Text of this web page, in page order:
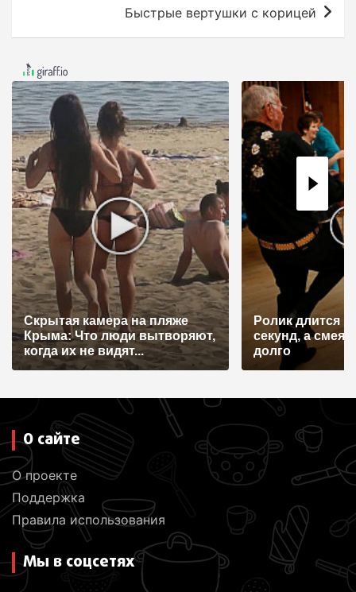
а
ц
и
я
п
о
з
а
п
и
с
я
Быстрые вертушки с корицей
Скрытая камера на пляже
Крыма: Что люди вытворяют,
когда их не видят...
Ролик длится
секунд, а
долго
О сайте
О проекте
Поддержка
Правила использования
Мы в соцсетях